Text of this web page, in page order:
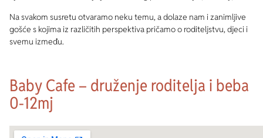
Na svakom susretu otvaramo neku temu, a dolaze nam i zanimljive
gošće s kojima iz različitih perspektiva pričamo o roditeljstvu, djeci i
svemu između.
Baby Cafe – druženje roditelja i beba
0-12mj